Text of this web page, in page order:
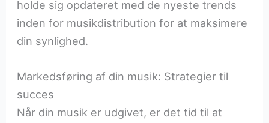
holde sig opdateret med de nyeste trends
inden for musikdistribution for at maksimere
din synlighed.
Markedsføring af din musik: Strategier til
succes
Når din musik er udgivet, er det tid til at